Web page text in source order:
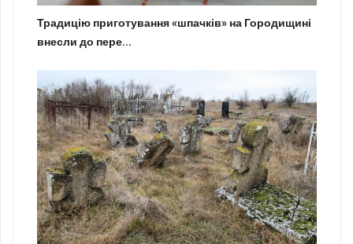
Традицію приготування «шпачків» на Городищині
внесли до пере...